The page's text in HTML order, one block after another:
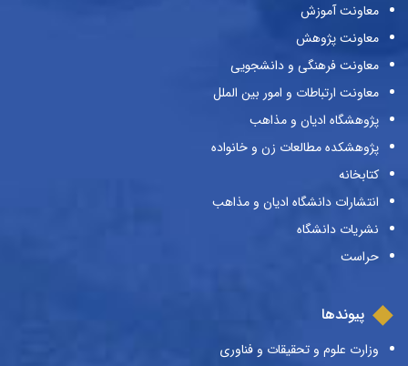
معاونت آموزش
معاونت پژوهش
معاونت فرهنگی و دانشجویی
معاونت ارتباطات و امور بین الملل
پژوهشگاه ادیان و مذاهب
پژوهشکده مطالعات زن و خانواده
کتابخانه
انتشارات دانشگاه ادیان و مذاهب
نشریات دانشگاه
حراست
پیوندها
وزارت علوم و تحقیقات و فناوری